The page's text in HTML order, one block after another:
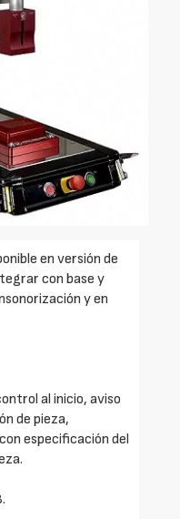
en versión de
con base y
y en
al inicio, aviso
de pieza,
especificación del